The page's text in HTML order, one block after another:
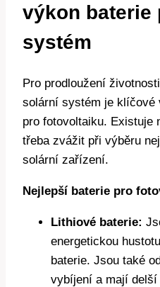
výkon baterie
systém
Pro prodloužení
solární systém je klíčové
pro fotovoltaiku. Existuje
třeba zvážit při výběru
solární zařízení.
Nejlepší baterie pro
Lithiové baterie:
energetickou
baterie. Jsou také
vybíjení a mají delší